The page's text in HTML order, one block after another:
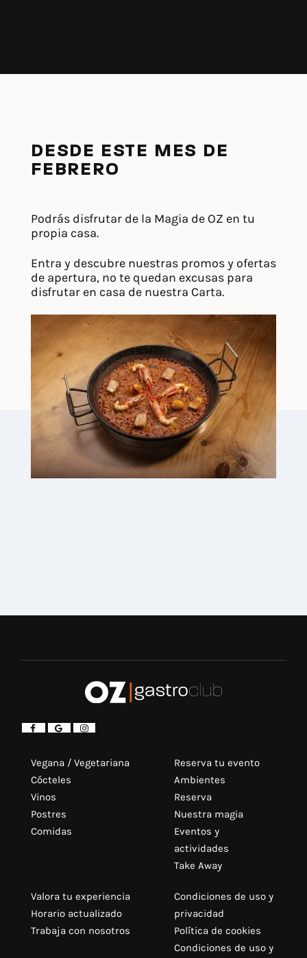
DESDE ESTE MES DE
FEBRERO
Podrás disfrutar de la Magia de OZ en tu
propia casa.
Entra y descubre nuestras promos y ofertas
de apertura, no te quedan excusas para
disfrutar en casa de nuestra Carta.
Vegana / Vegetariana
Cócteles
Vinos
Postres
Comidas
Reserva tu evento
Ambientes
Reserva
Nuestra magia
Eventos y
actividades
Take Away
Valora tu experiencia
Horario actualizado
Trabaja con nosotros
Condiciones de uso y
privacidad
Política de cookies
Condiciones de uso y